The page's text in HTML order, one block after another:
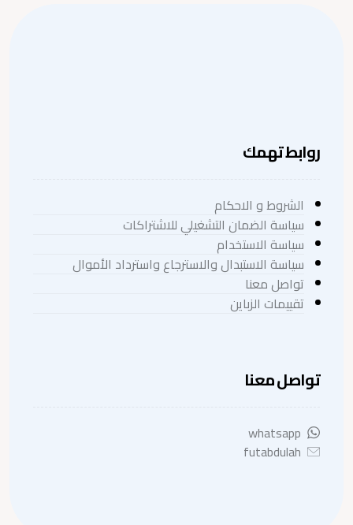
روابط تهمك
الشروط و الاحكام
سياسة الضمان التشغيلي للاشتراكات
سياسة الاستخدام
سياسة الاستبدال والاسترجاع واسترداد الأموال
تواصل معنا
تقييمات الزباين
تواصل معنا
whatsapp
futabdulah